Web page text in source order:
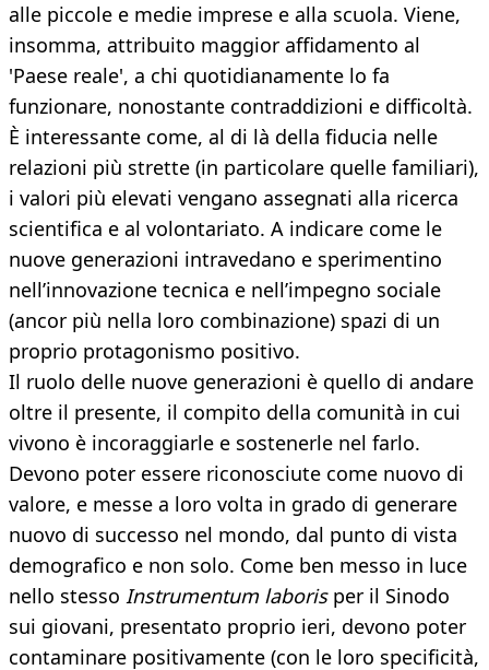
alle piccole e medie imprese e alla scuola. Viene,
insomma, attribuito maggior affidamento al
'Paese reale', a chi quotidianamente lo fa
funzionare, nonostante contraddizioni e difficoltà.
È interessante come, al di là della fiducia nelle
relazioni più strette (in particolare quelle familiari),
i valori più elevati vengano assegnati alla ricerca
scientifica e al volontariato. A indicare come le
nuove generazioni intravedano e sperimentino
nell’innovazione tecnica e nell’impegno sociale
(ancor più nella loro combinazione) spazi di un
proprio protagonismo positivo.
Il ruolo delle nuove generazioni è quello di andare
oltre il presente, il compito della comunità in cui
vivono è incoraggiarle e sostenerle nel farlo.
Devono poter essere riconosciute come nuovo di
valore, e messe a loro volta in grado di generare
nuovo di successo nel mondo, dal punto di vista
demografico e non solo. Come ben messo in luce
nello stesso Instrumentum laborisper il Sinodo
sui giovani, presentato proprio ieri, devono poter
contaminare positivamente (con le loro specificità,